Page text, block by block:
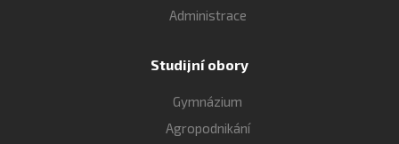
Administrace
Studijní obory
Gymnázium
Agropodnikání